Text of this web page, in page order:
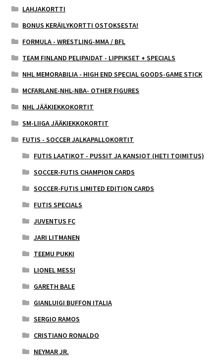
LAHJAKORTTI
BONUS KERÄILYKORTTI OSTOKSESTA!
FORMULA - WRESTLING-MMA / BFL
TEAM FINLAND PELIPAIDAT - LIPPIKSET + SPECIALS
NHL MEMORABILIA - HIGH END SPECIAL GOODS-GAME STICK
MCFARLANE-NHL-NBA- OTHER FIGURES
NHL JÄÄKIEKKOKORTIT
SM-LIIGA JÄÄKIEKKOKORTIT
FUTIS - SOCCER JALKAPALLOKORTIT
FUTIS LAATIKOT - PUSSIT JA KANSIOT (HETI TOIMITUS)
SOCCER-FUTIS CHAMPION CARDS
SOCCER-FUTIS LIMITED EDITION CARDS
FUTIS SPECIALS
JUVENTUS FC
JARI LITMANEN
TEEMU PUKKI
LIONEL MESSI
GARETH BALE
GIANLUIGI BUFFON ITALIA
SERGIO RAMOS
CRISTIANO RONALDO
NEYMAR JR.